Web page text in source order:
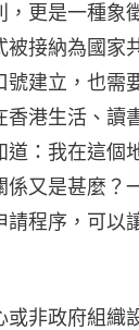
，更是一種象
接納為國家
號建立，也需
香港生活、讀
：我在這個
係又是甚麼？
請程序，可以
或非政府組織